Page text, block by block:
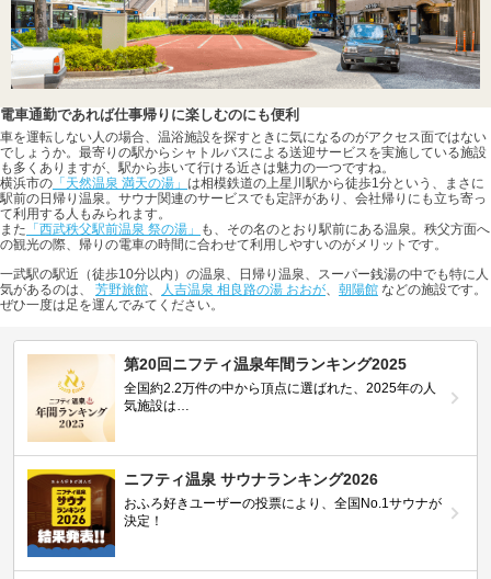
電車通勤であれば仕事帰りに楽しむのにも便利
車を運転しない人の場合、温浴施設を探すときに気になるのがアクセス面ではない
でしょうか。最寄りの駅からシャトルバスによる送迎サービスを実施している施設
も多くありますが、駅から歩いて行ける近さは魅力の一つですね。
横浜市の 「天然温泉 満天の湯」 は相模鉄道の上星川駅から徒歩1分という、まさに
駅前の日帰り温泉。サウナ関連のサービスでも定評があり、会社帰りにも立ち寄っ
て利用する人もみられます。
また 「西武秩父駅前温泉 祭の湯」
も、その名のとおり駅前にある温泉。秩父方面へ
の観光の際、帰りの電車の時間に合わせて利用しやすいのがメリットです。
一武駅の駅近（徒歩10分以内）の温泉、日帰り温泉、スーパー銭湯の中でも特に人
気があるのは、 芳野旅館、 人吉温泉 相良路の湯 おおが、 朝陽館 などの施設です。
ぜひ一度は足を運んでみてください。
第20回ニフティ温泉年間ランキング2025
全国約2.2万件の中から頂点に選ばれた、2025年の人
気施設は…
ニフティ温泉 サウナランキング2026
おふろ好きユーザーの投票により、全国No.1サウナが
決定！